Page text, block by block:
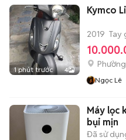
1 phút trước 4
Kymco
2019 Tay
Ngọc Lê
Máy lọc
bụi mịn
Đã sử